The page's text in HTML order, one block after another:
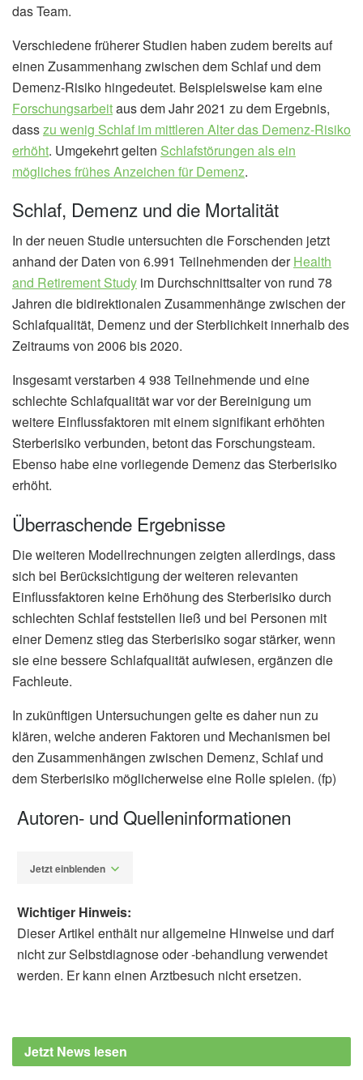
das Team.
Verschiedene früherer Studien haben zudem bereits auf
einen Zusammenhang zwischen dem Schlaf und dem
Demenz-Risiko hingedeutet. Beispielsweise kam eine
Forschungsarbeitaus dem Jahr 2021 zu dem Ergebnis,
dasszu wenig Schlaf im mittleren Alter das Demenz-Risiko
erhöht. Umgekehrt gelten Schlafstörungen als ein
mögliches frühes Anzeichen für Demenz.
Schlaf, Demenz und die Mortalität
In der neuen Studie untersuchten die Forschenden jetzt
anhand der Daten von 6.991 Teilnehmenden derHealth
and Retirement Study im Durchschnittsalter von rund 78
Jahren die bidirektionalen Zusammenhänge zwischen der
Schlafqualität, Demenz und der Sterblichkeit innerhalb des
Zeitraums von 2006 bis 2020.
Insgesamt verstarben 4 938 Teilnehmende und eine
schlechte Schlafqualität war vor der Bereinigung um
weitere Einflussfaktoren mit einem signifikant erhöhten
Sterberisiko verbunden, betont das Forschungsteam.
Ebenso habe eine vorliegende Demenz das Sterberisiko
erhöht.
Überraschende Ergebnisse
Die weiteren Modellrechnungen zeigten allerdings, dass
sich bei Berücksichtigung der weiteren relevanten
Einflussfaktoren keine Erhöhung des Sterberisiko durch
schlechten Schlaf feststellen ließ und bei Personen mit
einer Demenz stieg das Sterberisiko sogar stärker, wenn
sie eine bessere Schlafqualität aufwiesen, ergänzen die
Fachleute.
In zukünftigen Untersuchungen gelte es daher nun zu
klären, welche anderen Faktoren und Mechanismen bei
den Zusammenhängen zwischen Demenz, Schlaf und
dem Sterberisiko möglicherweise eine Rolle spielen. (fp)
Autoren- und Quelleninformationen
Jetzt einblenden
Georgescu, Alyssa A. Gamaldo, Christian A.
Maino Vieytes, Hind A. Beydoun, Nicole
Wichtiger Hinweis:
Dieser Artikel enthält nur allgemeine Hinweise und darf
nicht zur Selbstdiagnose oder -behandlung verwendet
werden. Er kann einen Arztbesuch nicht ersetzen.
Jetzt News lesen